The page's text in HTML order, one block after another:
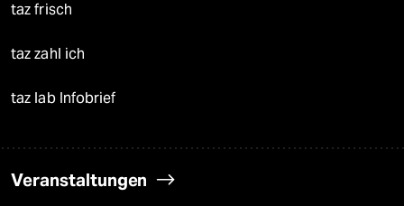
taz frisch
taz zahl ich
taz lab Infobrief
Veranstaltungen